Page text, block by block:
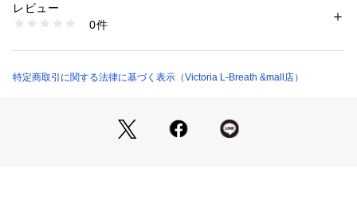
●レギュラーフィット
●晴れの日にも履きたくなる全天候対応のチェルシーラバーブ
●ベーシックなチェルシーブーツスタイルのレインブーツで
【商品の購入にあたっての注意事項】
商品番号：
10854955001 （ショップ）
レビュー
0件
特定商取引に関する法律に基づく表示（Victoria L-Breath &mall店）